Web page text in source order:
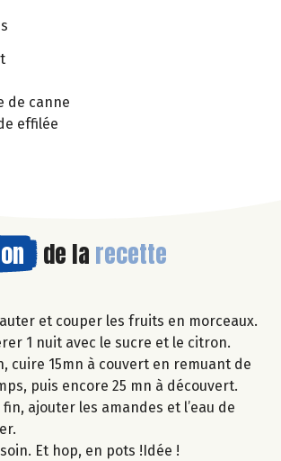
de canne
effilée
de la recette
et couper les fruits en morceaux.
1 nuit avec le sucre et le citron.
cuire 15mn à couvert en remuant de
puis encore 25 mn à découvert.
ajouter les amandes et l’eau de
Et hop, en pots !Idée !